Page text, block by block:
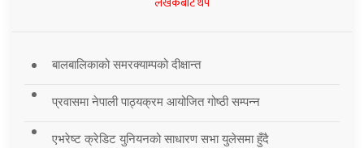
बालबालिकाको समरक्याम्पको दीक्षान्त
प्रवासमा नेपाली पाठ्यक्रम आयोजित गोष्ठी सम्पन्न
एभरेष्ट क्रेडिट युनियनको साधारण सभा युलेसमा हुँदै